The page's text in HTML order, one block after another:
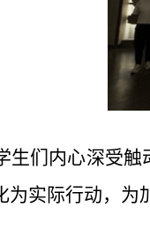
生们内心深受触
为实际行动，为